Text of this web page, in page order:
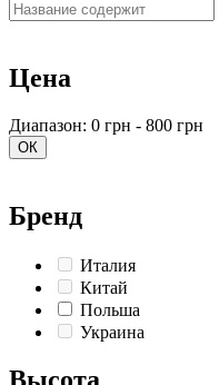
Цена
Диапазон: 0 грн - 800 грн
ОК
Бренд
Италия
Китай
Польша
Украина
Высота